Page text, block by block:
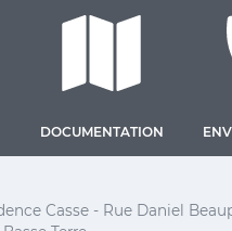
DOCUMENTATION
Saint-Martin, Saint
Casse - Rue Daniel